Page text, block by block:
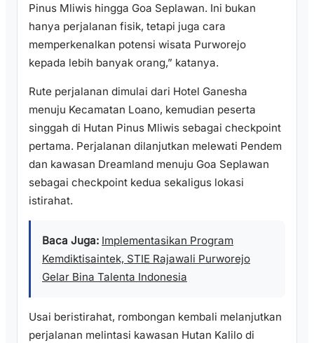
Pinus Mliwis hingga Goa Seplawan. Ini bukan
hanya perjalanan fisik, tetapi juga cara
memperkenalkan potensi wisata Purworejo
kepada lebih banyak orang,” katanya.
Rute perjalanan dimulai dari Hotel Ganesha
menuju Kecamatan Loano, kemudian peserta
singgah di Hutan Pinus Mliwis sebagai checkpoint
pertama. Perjalanan dilanjutkan melewati Pendem
dan kawasan Dreamland menuju Goa Seplawan
sebagai checkpoint kedua sekaligus lokasi
istirahat.
Baca Juga: Implementasikan Program
Kemdiktisaintek, STIE Rajawali Purworejo
Gelar Bina Talenta Indonesia
Usai beristirahat, rombongan kembali melanjutkan
perjalanan melintasi kawasan Hutan Kalilo di